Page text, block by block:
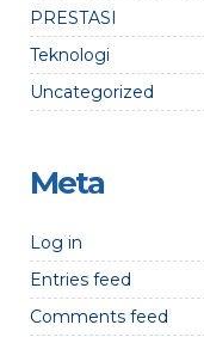
PRESTASI
Teknologi
Uncategorized
Meta
Log in
Entries feed
Comments feed